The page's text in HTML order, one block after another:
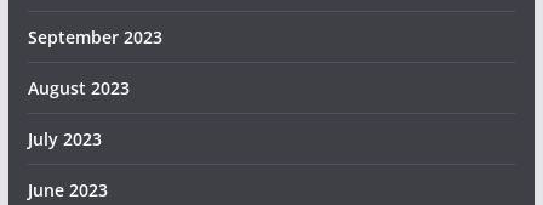
September 2023
August 2023
July 2023
June 2023